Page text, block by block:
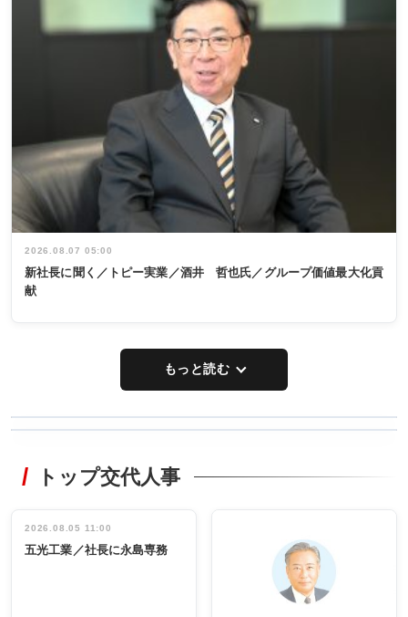
2026.08.07 05:00
新社長に聞く／トピー実業／酒井 哲也氏／グループ価値最大化貢
献
もっと読む
非鉄業界で
インタビュ
ー／社内ア
タックトレー
祝う 業界関
係者ら220人
出席
トップ交代人事
2026.08.05 11:00
五光工業／社長に永島専務